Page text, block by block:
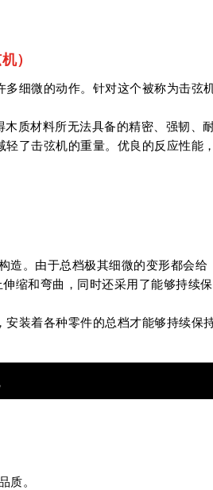
）
细微的动作。针对这个被称为击弦
质材料所无法具备的精密、强韧、
了击弦机的重量。优良的反应性能
造。由于总档极其细微的变形都会给
缩和弯曲，同时还采用了能够持续保
装着各种零件的总档才能够持续保
质。